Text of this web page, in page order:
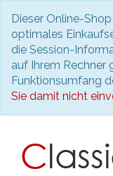
Dieser Online-
optimales
die Session-
auf Ihrem Rechner
Funktionsumfang
Sie damit nicht